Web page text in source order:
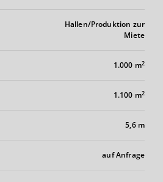
Hallen/Produktion zur
Miete
1.000 m2
1.100 m2
5,6 m
auf Anfrage